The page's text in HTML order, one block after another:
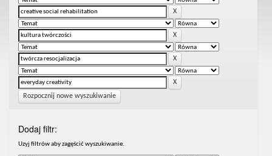
Rozpocznij nowe wyszukiwanie
Dodaj filtr:
Uzyj filtrów aby zagęścić wyszukiwanie.